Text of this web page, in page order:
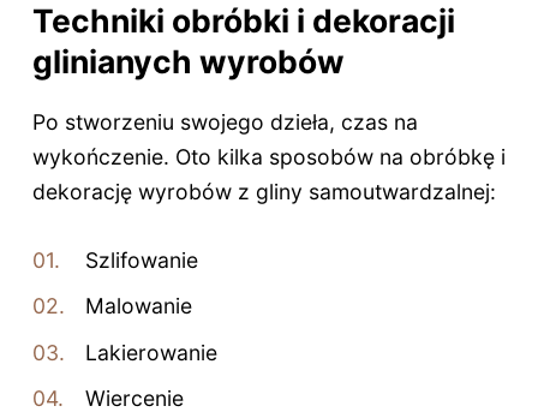
Techniki obróbki i dekoracji
glinianych wyrobów
Po stworzeniu swojego dzieła, czas na
wykończenie. Oto kilka sposobów na obróbkę i
dekorację wyrobów z gliny samoutwardzalnej:
Szlifowanie
Malowanie
Lakierowanie
Wiercenie